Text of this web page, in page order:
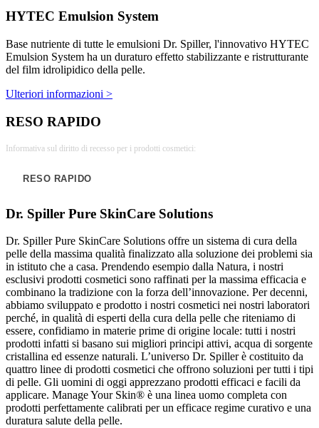
HYTEC Emulsion System
Base nutriente di tutte le emulsioni Dr. Spiller, l'innovativo HYTEC
Emulsion System ha un duraturo effetto stabilizzante e ristrutturante
del film idrolipidico della pelle.
Ulteriori informazioni >
RESO RAPIDO
Informativa sul diritto di recesso per i prodotti cosmetici:
RESO RAPIDO
Dr. Spiller Pure SkinCare Solutions
Dr. Spiller Pure SkinCare Solutions offre un sistema di cura della
pelle della massima qualità finalizzato alla soluzione dei problemi sia
in istituto che a casa. Prendendo esempio dalla Natura, i nostri
esclusivi prodotti cosmetici sono raffinati per la massima efficacia e
combinano la tradizione con la forza dell’innovazione. Per decenni,
abbiamo sviluppato e prodotto i nostri cosmetici nei nostri laboratori
perché, in qualità di esperti della cura della pelle che riteniamo di
essere, confidiamo in materie prime di origine locale: tutti i nostri
prodotti infatti si basano sui migliori principi attivi, acqua di sorgente
cristallina ed essenze naturali. L’universo Dr. Spiller è costituito da
quattro linee di prodotti cosmetici che offrono soluzioni per tutti i tipi
di pelle. Gli uomini di oggi apprezzano prodotti efficaci e facili da
applicare. Manage Your Skin® è una linea uomo completa con
prodotti perfettamente calibrati per un efficace regime curativo e una
duratura salute della pelle.